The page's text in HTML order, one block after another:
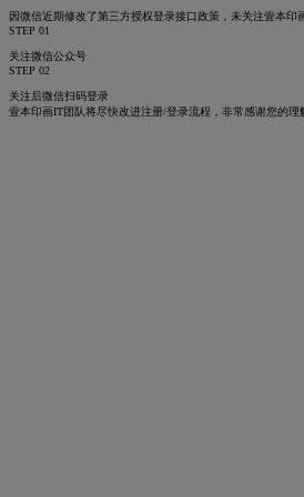
因微信近期修改了第三方授权登录接口政策，未关注壹本
STEP 01
关注微信公众号
STEP 02
关注后微信扫码登录
壹本印画IT团队将尽快改进注册/登录流程，非常感谢您的理